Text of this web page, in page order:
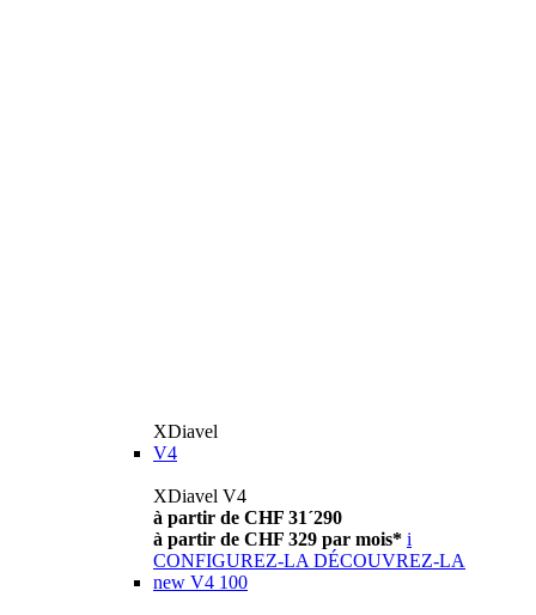
XDiavel
V4
XDiavel V4
à partir de CHF 31´290
à partir de CHF 329 par mois* i
CONFIGUREZ-LA DÉCOUVREZ-LA
new V4 100